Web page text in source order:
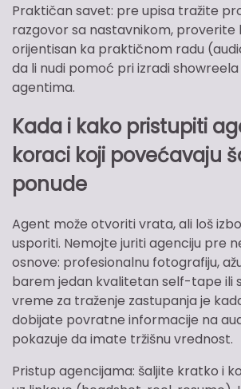
Praktičan savet: pre upisa tražite
razgovor sa nastavnikom, proverite
orijentisan ka praktičnom radu
da li nudi pomoć pri izradi
agentima.
Kada i kako pristupiti
koraci koji povećavaju
ponude
Agent može otvoriti vrata, ali loš
usporiti. Nemojte juriti agenciju pre
osnove: profesionalnu fotografiju,
barem jedan kvalitetan self-tape ili
vreme za traženje zastupanja je
dobijate povratne informacije na
pokazuje da imate tržišnu vrednost.
Pristup agencijama: šaljite kratko i